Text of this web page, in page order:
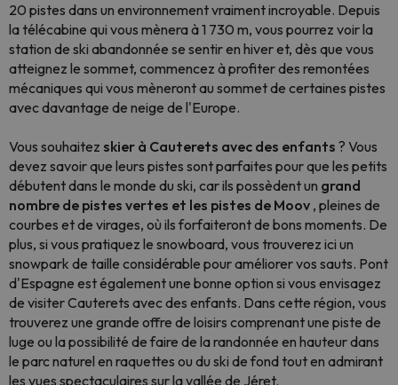
20 pistes dans un environnement vraiment incroyable. Depuis
la télécabine qui vous mènera à 1 730 m, vous pourrez voir la
station de ski abandonnée se sentir en hiver et, dès que vous
atteignez le sommet, commencez à profiter des remontées
mécaniques qui vous mèneront au sommet de certaines pistes
avec davantage de neige de l'Europe.
Vous souhaitez skier à Cauterets avec des enfants ? Vous
devez savoir que leurs pistes sont parfaites pour que les petits
débutent dans le monde du ski, car ils possèdent un grand
nombre de pistes vertes et les pistes de Moov , pleines de
courbes et de virages, où ils forfaiteront de bons moments. De
plus, si vous pratiquez le snowboard, vous trouverez ici un
snowpark de taille considérable pour améliorer vos sauts. Pont
d'Espagne est également une bonne option si vous envisagez
de visiter Cauterets avec des enfants. Dans cette région, vous
trouverez une grande offre de loisirs comprenant une piste de
luge ou la possibilité de faire de la randonnée en hauteur dans
le parc naturel en raquettes ou du ski de fond tout en admirant
les vues spectaculaires sur la vallée de Jéret.